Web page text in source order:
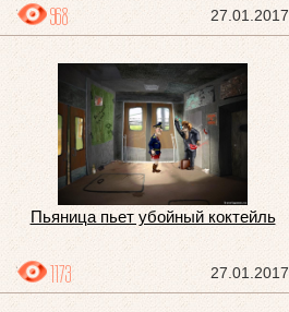
27.01.2017
968
Пьяница пьет убойный коктейль
27.01.2017
1173